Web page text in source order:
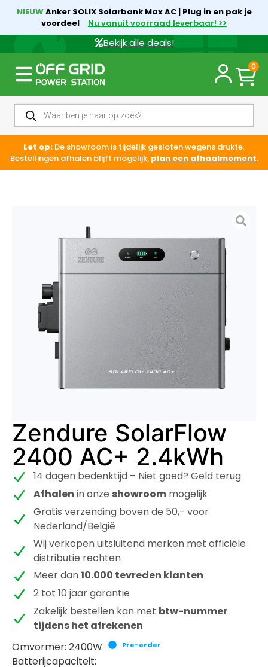
NIEUWAnker SOLIX Solarbank Max AC | Plug in en pak je
voordeel
Nu vanuit voorraad leverbaar! >>
Bekijk alle deals!
0
Let op: De showroom is tijdelijk gesloten wegens drukte.
Bestellingen afhalen blijft mogelijk, plan een afhaalmoment.
Zendure SolarFlow
2400 AC+ 2.4kWh
14 dagen bedenktijd – Niet goed? Geld terug
Afhalen in onze showroom mogelijk
Gratis verzending boven de 50,- voor
Nederland/België
Wij verkopen uitsluitend merken met officiële
distributie rechten
Meer dan10.000 tevreden klanten
2 tot 10 jaar garantie
Zakelijk bestellen kan met btw-nummer
tijdens het afrekenen
Omvormer: 2400W
Batterijcapaciteit:
Pre-order